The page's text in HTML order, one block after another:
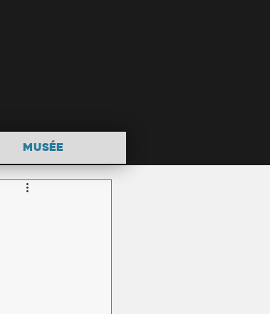
MUSÉE